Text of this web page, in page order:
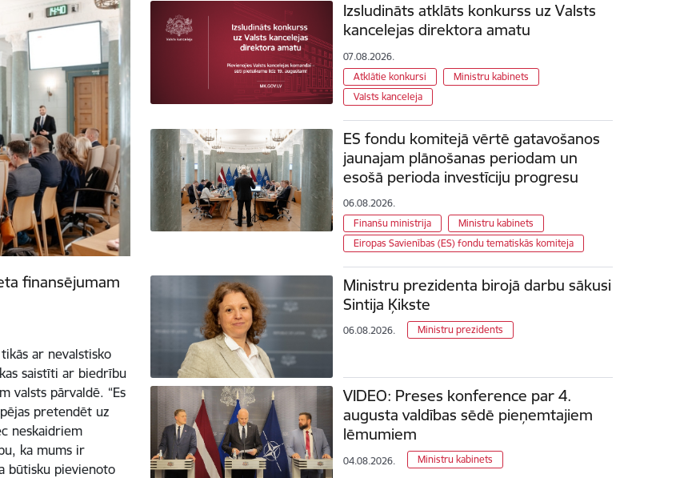
finansējumam
ar nevalstisko
saistīti ar biedrību
valsts pārvaldē. “Es
pretendēt uz
neskaidriem
ka mums ir
būtisku pievienoto
Izsludināts atklāts konkurss uz Valsts
kancelejas direktora amatu
07.08.2026.
Atklātie konkursi
Ministru kabinets
Valsts kanceleja
ES fondu komitejā vērtē gatavošanos
jaunajam plānošanas periodam un
esošā perioda investīciju progresu
06.08.2026.
Finanšu ministrija
Ministru kabinets
Eiropas Savienības (ES) fondu tematiskās komiteja
Ministru prezidenta birojā darbu sākusi
Sintija Ķikste
06.08.2026. Ministru prezidents
VIDEO: Preses konference par 4.
augusta valdības sēdē pieņemtajiem
lēmumiem
04.08.2026. Ministru kabinets